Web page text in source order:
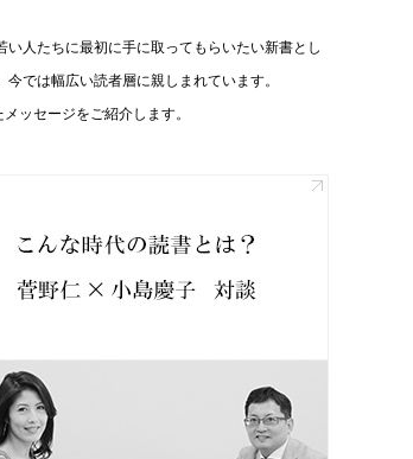
人たちに最初に手に取ってもらいたい新書とし
では幅広い読者層に親しまれています。
ッセージをご紹介します。